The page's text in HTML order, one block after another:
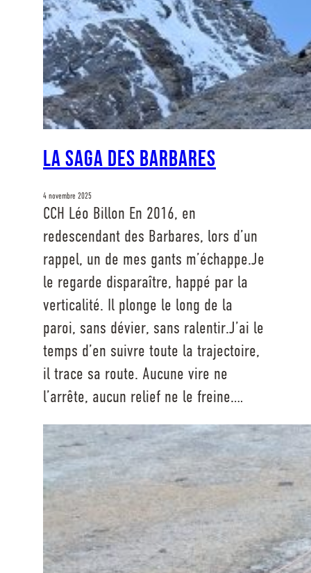
La Saga des barbares
4 novembre 2025
CCH Léo Billon En 2016, en
redescendant des Barbares, lors d’un
rappel, un de mes gants m’échappe.Je
le regarde disparaître, happé par la
verticalité. Il plonge le long de la
paroi, sans dévier, sans ralentir.J’ai le
temps d’en suivre toute la trajectoire,
il trace sa route. Aucune vire ne
l’arrête, aucun relief ne le freine.…